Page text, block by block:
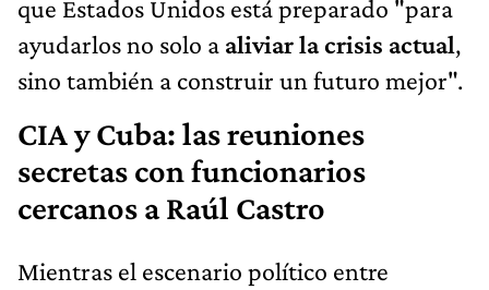
que Estados Unidos está preparado "para
ayudarlos no solo a aliviar la crisis actual,
sino también a construir un futuro mejor".
CIA y Cuba: las reuniones
secretas con funcionarios
cercanos a Raúl Castro
Mientras el escenario político entre